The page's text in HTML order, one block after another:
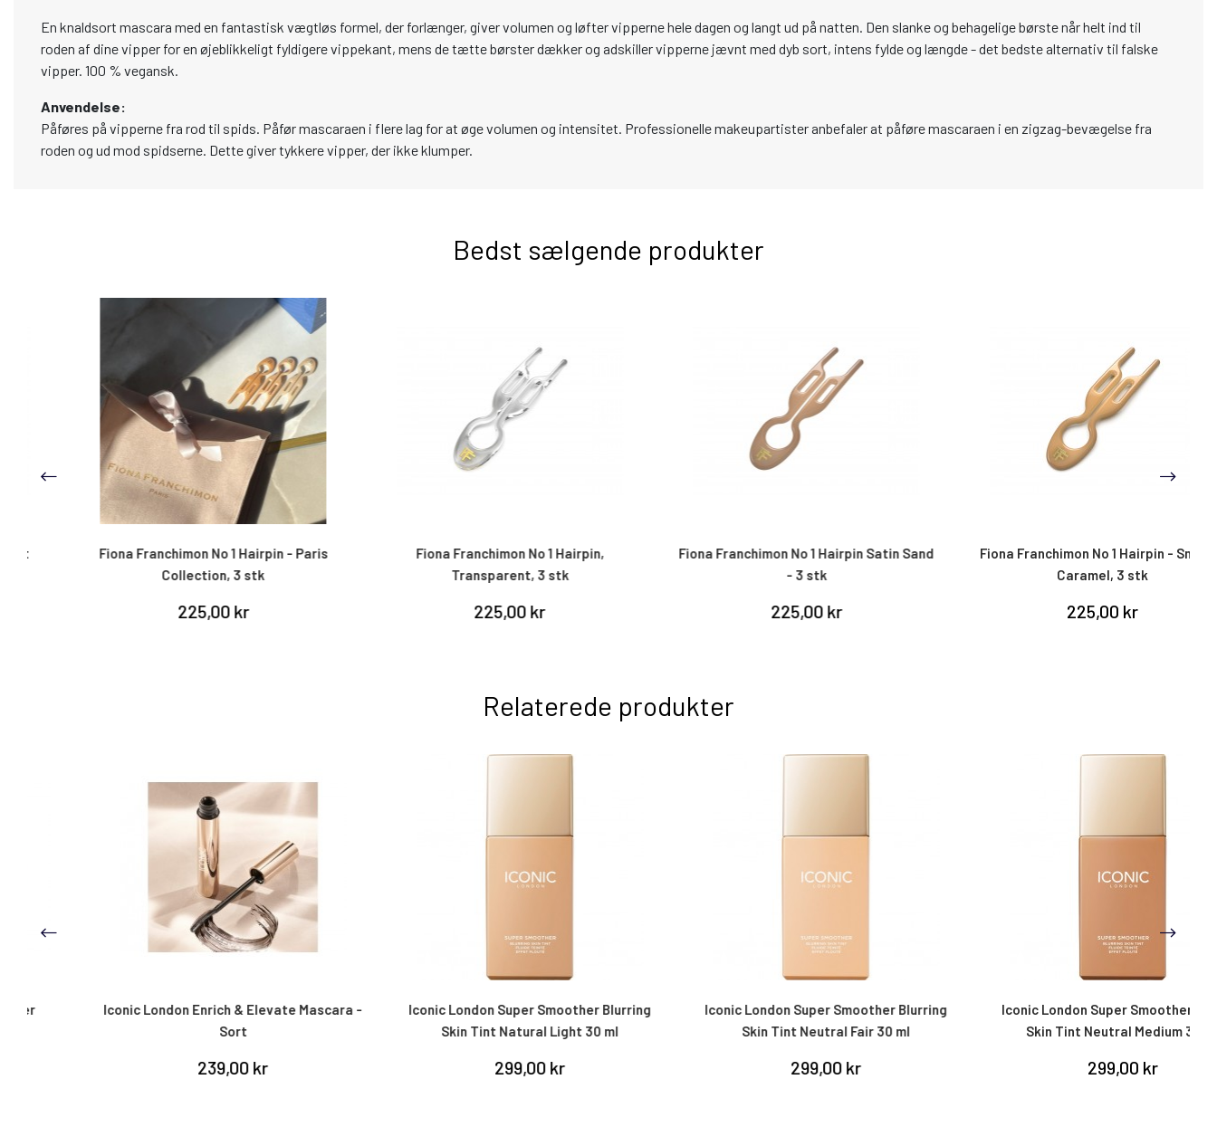
En knaldsort mascara med en fantastisk vægtløs formel, der forlænger, giver volumen og løfter vipperne hele dagen og langt ud på natten. Den slanke og behagelige børste når helt ind til
roden af dine vipper for en øjeblikkeligt fyldigere vippekant, mens de tætte børster dækker og adskiller vipperne jævnt med dyb sort, intens fylde og længde - det bedste alternativ til falske
vipper. 100 % vegansk.
Anvendelse:
Påføres på vipperne fra rod til spids. Påfør mascaraen i flere lag for at øge volumen og intensitet. Professionelle makeupartister anbefaler at påføre mascaraen i en zigzag-bevægelse fra
roden og ud mod spidserne. Dette giver tykkere vipper, der ikke klumper.
Bedst sælgende produkter
Fiona Franchimon No 1 Hairpin - Paris
Collection, 3 stk
225,00 kr
Fiona Franchimon No 1 Hairpin,
Transparent, 3 stk
225,00 kr
Fiona Franchimon No 1 Hairpin Satin Sand
225,00 kr
Fiona Franchimon No 1 Hairpin - Smooth
Caramel, 3 stk
225,00 kr
Relaterede produkter
Iconic London Enrich & Elevate Mascara -
239,00 kr
Iconic London Super Smoother Blurring
Skin Tint Natural Light 30 ml
299,00 kr
Iconic London Super Smoother Blurring
Skin Tint Neutral Fair 30 ml
299,00 kr
Iconic London Super Smoother Blurring
Skin Tint Neutral Medium 30 ml
299,00 kr